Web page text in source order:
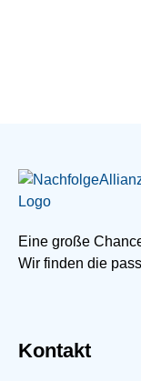
Eine große
Wir finden die
Kontakt